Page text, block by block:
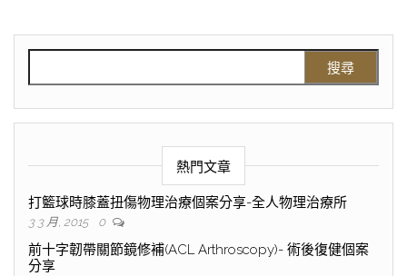
熱門文章
打籃球時膝蓋扭傷物理治療個案分享-全人物理治療所
3 3 月, 2015 0
前十字韌帶關節鏡修補(ACL Arthroscopy)- 術後復健個案
分享